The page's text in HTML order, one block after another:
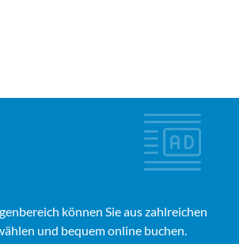
können Sie aus zahlreichen
und bequem online buchen.